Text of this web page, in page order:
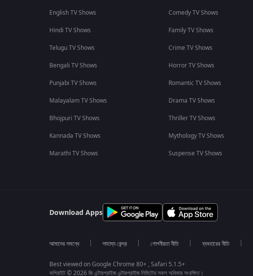
English TV Shows
Hindi TV Shows
Telugu TV Shows
Bengali TV Shows
Punjabi TV Shows
Malayalam TV Shows
Bhojpuri TV Shows
Kannada TV Shows
Marathi TV Shows
Comedy TV Shows
Family TV Shows
Crime TV Shows
Horror TV Shows
Romantic TV Shows
Drama TV Shows
Thriller TV Shows
Mythology TV Shows
Suspense TV Shows
Download Apps
আমাদের সমন্ধে সাহায্য কেন্দ্র গোপনীয়তা নীতি ব্যবহারের নীতি
Best viewed on Google Chrome 80+ , Safari 5.1.5+
কপিরাইট © 2026 জি এন্টারপ্রাইজ এন্টারপ্রাইজ লিমিটেড সকল অধিকার সংরক্ষিত।